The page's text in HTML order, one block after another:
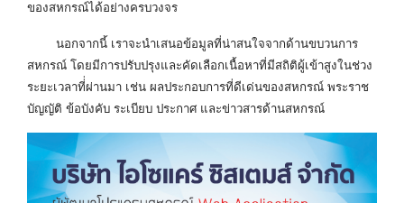
ของสหกรณ์ได้อย่างครบวงจร
นอกจากนี้ เราจะนำเสนอข้อมูลที่น่าสนใจจากด้านขบวนการ
สหกรณ์ โดยมีการปรับปรุงและคัดเลือกเนื้อหาที่มีสถิติผู้เข้าสูงในช่วง
ระยะเวลาที่่ผ่านมา เช่น ผลประกอบการที่ดีเด่นของสหกรณ์ พระราช
บัญญัติ ข้อบังคับ ระเบียบ ประกาศ และข่าวสารด้านสหกรณ์